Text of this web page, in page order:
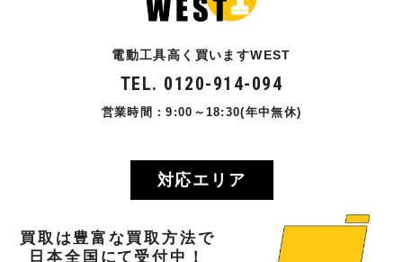
電動工具高く買いますWEST
TEL. 0120-914-094
営業時間：9:00～18:30(年中無休)
対応エリア
買取 は 豊富な買取方法で
日本全国 にて 受付中！